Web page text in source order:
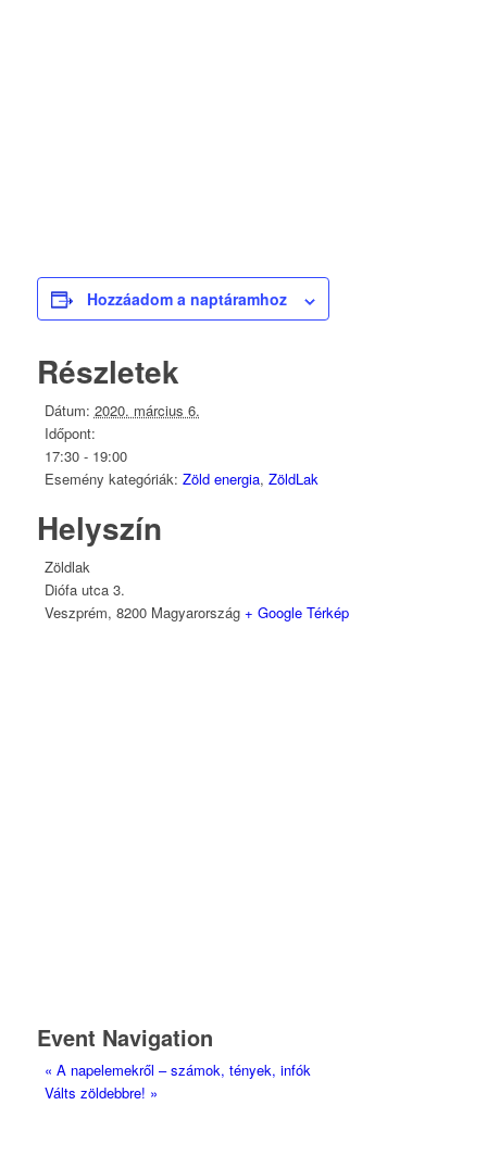
Hozzáadom a naptáramhoz
Részletek
Dátum: 2020. március 6.
Időpont:
17:30 - 19:00
Esemény kategóriák: Zöld energia, ZöldLak
Helyszín
Zöldlak
Diófa utca 3.
Veszprém, 8200 Magyarország + Google Térkép
Event Navigation
« A napelemekről – számok, tények, infók
Válts zöldebbre! »